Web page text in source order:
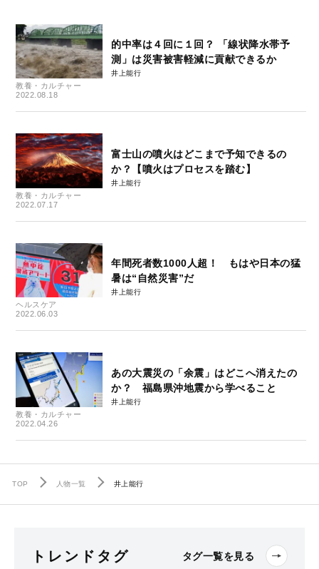
教養・カルチャー
2022.08.18
的中率は４回に１回？ 「線状降水帯予
測」は災害被害軽減に貢献できるか
井上能行
教養・カルチャー
2022.07.17
富士山の噴火はどこまで予知できるの
か？【噴火はプロセスを踏む】
井上能行
ヘルスケア
2022.06.03
年間死者数1000人超！ もはや日本の猛
暑は“自然災害”だ
井上能行
教養・カルチャー
2022.04.26
あの大震災の「余震」はどこへ消えたの
か？ 福島県沖地震から学べること
井上能行
TOP 人物一覧 井上能行
トレンドタグ タグ一覧を見る